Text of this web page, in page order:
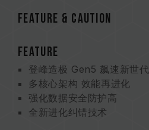
Feature & CAUTION
FEATURE
登峰造极 Gen5 飙速新世代
多核心架构 效能再进化
强化数据安全防护高
全新进化纠错技术